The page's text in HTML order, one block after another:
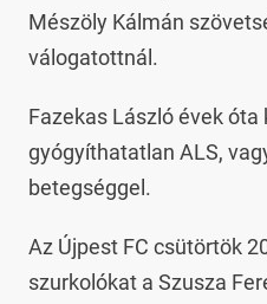
Mészöly Kálmán
válogatottnál.
Fazekas László évek óta
gyógyíthatatlan ALS,
betegséggel.
Az Újpest FC csütörtök
szurkolókat a Szusza